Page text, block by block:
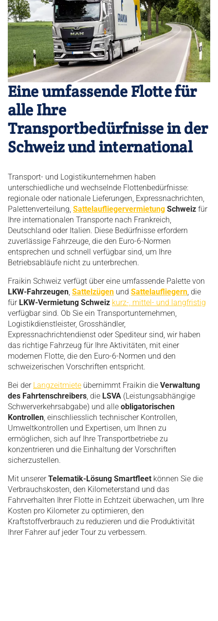
Eine umfassende Flotte für
alle Ihre
Transportbedürfnisse in der
Schweiz und international
Transport- und Logistikunternehmen haben
unterschiedliche und wechselnde Flottenbedürfnisse:
regionale oder nationale Lieferungen, Expressnachrichten,
Palettenverteilung, Sattelaufliegervermietung Schweiz für
Ihre internationalen Transporte nach Frankreich,
Deutschland oder Italien. Diese Bedürfnisse erfordern
zuverlässige Fahrzeuge, die den Euro-6-Normen
entsprechen und schnell verfügbar sind, um Ihre
Betriebsabläufe nicht zu unterbrechen.
Fraikin Schweiz verfügt über eine umfassende Palette von
LKW-Fahrzeugen, Sattelzügen und Sattelaufliegern, die
für LKW-Vermietung Schweiz kurz-, mittel- und langfristig
verfügbar sind. Ob Sie ein Transportunternehmen,
Logistikdienstleister, Grosshändler,
Expressnachrichtendienst oder Spediteur sind, wir haben
das richtige Fahrzeug für Ihre Aktivitäten, mit einer
modernen Flotte, die den Euro-6-Normen und den
schweizerischen Vorschriften entspricht.
Bei der Langzeitmiete übernimmt Fraikin die Verwaltung
des Fahrtenschreibers, die LSVA (Leistungsabhängige
Schwerverkehrsabgabe) und alle obligatorischen
Kontrollen, einschliesslich technischer Kontrollen,
Umweltkontrollen und Expertisen, um Ihnen zu
ermöglichen, sich auf Ihre Transportbetriebe zu
konzentrieren und die Einhaltung der Vorschriften
sicherzustellen.
Mit unsererTelematik-Lösung Smartfleet können Sie die
Verbrauchskosten, den Kilometerstand und das
Fahrverhalten Ihrer Flotte in Echtzeit überwachen, um Ihre
Kosten pro Kilometer zu optimieren, den
Kraftstoffverbrauch zu reduzieren und die Produktivität
Ihrer Fahrer auf jeder Tour zu verbessern.